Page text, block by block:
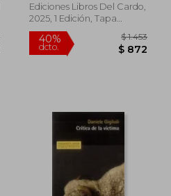
Ediciones Libros Del Cardo,
2025, 1 Edición, Tapa
Blanda, Nuevo